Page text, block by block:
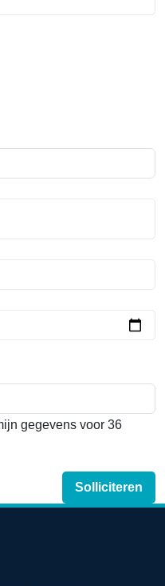
gegevens voor 36
Solliciteren